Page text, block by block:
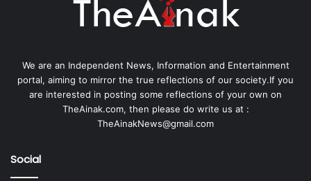
We are an Independent News, Information and Entertainment
portal, aiming to mirror the true reflections of our society.If you
are interested in posting some reflections of your own on
TheAinak.com, then please do write us at :
TheAinakNews@gmail.com
Social